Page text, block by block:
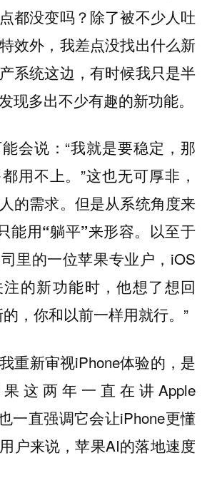
都没变吗？除了被不少人吐
效外，我差点没找出什么新
系统这边，有时候我只是半
现多出不少有趣的新功能。
会说：“我就是要稳定，那
用不上。”这也无可厚非，
的需求。但是从系统角度来
能用“躺平”来形容。以至于
里的一位苹果专业户，iOS
的新功能时，他想了想回
，你和以前一样用就行。”
重新审视iPhone体验的，是
这两年一直在讲Apple
一直强调它会让iPhone更懂
户来说，苹果AI的落地速度